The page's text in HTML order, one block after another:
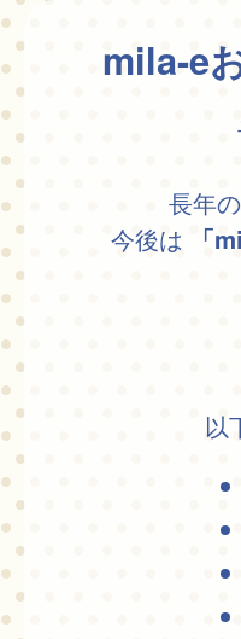
mila-e
長年
今後は
「
以